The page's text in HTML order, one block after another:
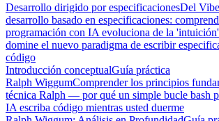
Desarrollo dirigido por especificacionesDel
desarrollo basado en especificaciones:
programación con IA evoluciona de la
domine el nuevo paradigma de escribir
código
Introducción conceptualGuía práctica
Ralph WiggumComprender los principios
técnica Ralph — por qué un simple bucle bash
IA escriba código mientras usted duerme